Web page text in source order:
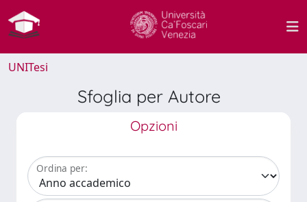
UNITesi
Sfoglia per Autore
Opzioni
Ordina per: